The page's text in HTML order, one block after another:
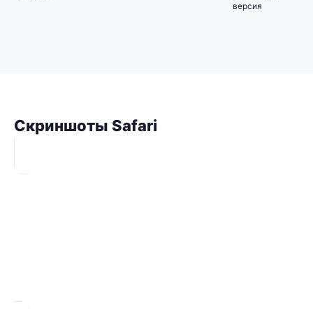
версия
Скриншоты Safari